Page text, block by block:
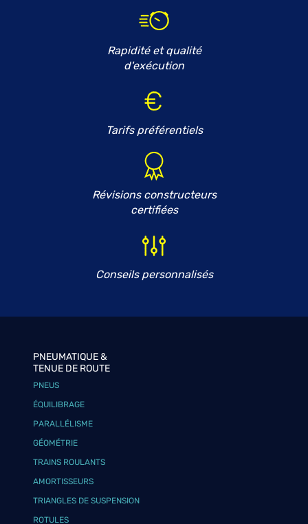
Rapidité et qualité
d'exécution
Tarifs préférentiels
Révisions constructeurs
certifiées
Conseils personnalisés
PNEUMATIQUE &
TENUE DE ROUTE
PNEUS
ÉQUILIBRAGE
PARALLÉLISME
GÉOMÉTRIE
TRAINS ROULANTS
AMORTISSEURS
TRIANGLES DE SUSPENSION
ROTULES